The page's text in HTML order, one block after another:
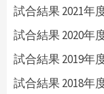
試合結果 2021年
試合結果 2020年
試合結果 2019年
試合結果 2018年